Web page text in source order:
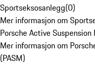
Sportseksosanlegg(0)
Mer informasjon om
Porsche Active
Mer informasjon om
(PASM)